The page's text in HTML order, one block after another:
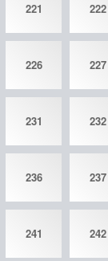
221 222
226 227
231 232
236 237
241 242